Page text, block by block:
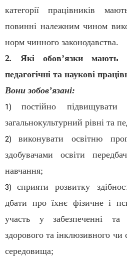
категорії працівників
повинні належним чином
норм чинного законодавства.
2. Які обов’язки мають
педагогічні та наукові
Вони зобов’язані:
1) постійно
загальнокультурний рівні та
2) виконувати освітню
здобувачами освіти
навчання;
3)сприяти розвитку
дбати про їхнє фізичне і
участь у забезпеченні та
здорового та інклюзивного чи
середовища;